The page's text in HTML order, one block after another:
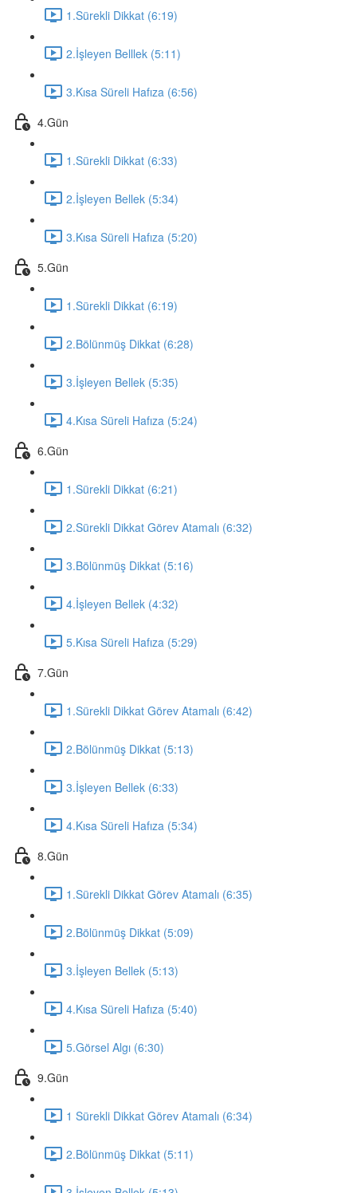
1.Sürekli Dikkat (6:19)
2.İşleyen Belllek (5:11)
3.Kısa Süreli Hafıza (6:56)
4.Gün
1.Sürekli Dikkat (6:33)
2.İşleyen Bellek (5:34)
3.Kısa Süreli Hafıza (5:20)
5.Gün
1.Sürekli Dikkat (6:19)
2.Bölünmüş Dikkat (6:28)
3.İşleyen Bellek (5:35)
4.Kısa Süreli Hafıza (5:24)
6.Gün
1.Sürekli Dikkat (6:21)
2.Sürekli Dikkat Görev Atamalı (6:32)
3.Bölünmüş Dikkat (5:16)
4.İşleyen Bellek (4:32)
5.Kısa Süreli Hafıza (5:29)
7.Gün
1.Sürekli Dikkat Görev Atamalı (6:42)
2.Bölünmüş Dikkat (5:13)
3.İşleyen Bellek (6:33)
4.Kısa Süreli Hafıza (5:34)
8.Gün
1.Sürekli Dikkat Görev Atamalı (6:35)
2.Bölünmüş Dikkat (5:09)
3.İşleyen Bellek (5:13)
4.Kısa Süreli Hafıza (5:40)
5.Görsel Algı (6:30)
9.Gün
1 Sürekli Dikkat Görev Atamalı (6:34)
2.Bölünmüş Dikkat (5:11)